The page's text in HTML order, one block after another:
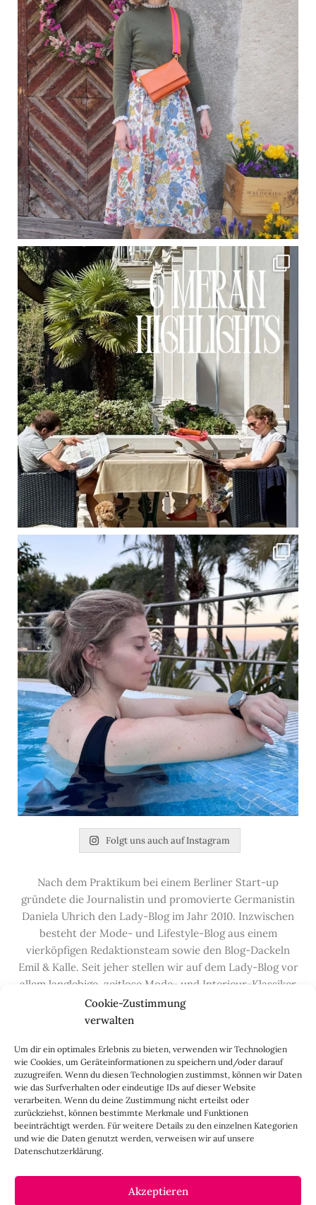
Cookie-Zustimmung
verwalten
Um dir ein optimales Erlebnis zu bieten, verwenden wir Technologien
wie Cookies, um Geräteinformationen zu speichern und/oder darauf
zuzugreifen. Wenn du diesen Technologien zustimmst, können wir Daten
wie das Surfverhalten oder eindeutige IDs auf dieser Website
verarbeiten. Wenn du deine Zustimmung nicht erteilst oder
zurückziehst, können bestimmte Merkmale und Funktionen
beeinträchtigt werden. Für weitere Details zu den einzelnen Kategorien
und wie die Daten genutzt werden, verweisen wir auf unsere
Datenschutzerklärung.
Akzeptieren
Folgt uns auch auf Instagram
Nach dem Praktikum bei einem Berliner Start-up
gründete die Journalistin und promovierte Germanistin
Daniela Uhrich den Lady-Blog im Jahr 2010. Inzwischen
besteht der Mode- und Lifestyle-Blog aus einem
vierköpfigen Redaktionsteam sowie den Blog-Dackeln
Emil & Kalle. Seit jeher stellen wir auf dem Lady-Blog vor
allem langlebige, zeitlose Mode- und Interieur-Klassiker
vor, die hochwertig verarbeitet und unter guten
Bedingungen hergestellt wurden – gerne „Made in
Handwerksberufe und kleine feine Firmen, denen wir
hier auf dem Blog eine Präsentationsfläche bieten, sowie
alle Dinge, die das Leben ein bisschen schöner machen.
Darüber hinaus legen wir großen Wert auf den
Austausch mit Euch, den Leserinnen – über die
Kommentarfunktion, dieLady-Frage, dieLove-List
auch überInstagram